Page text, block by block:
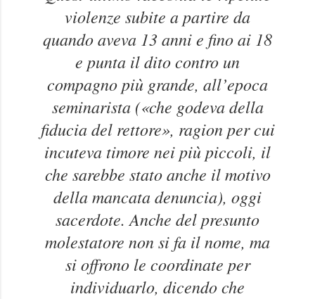
violenze subite a partire da
quando aveva 13 anni e fino ai 18
e punta il dito contro un
compagno più grande, all’epoca
seminarista («che godeva della
fiducia del rettore», ragion per cui
incuteva timore nei più piccoli, il
che sarebbe stato anche il motivo
della mancata denuncia), oggi
sacerdote. Anche del presunto
molestatore non si fa il nome, ma
si offrono le coordinate per
individuarlo, dicendo che